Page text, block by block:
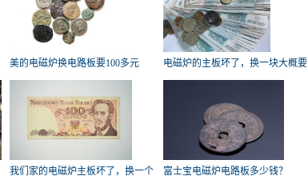
美的电磁炉换电路板要100多元
电磁炉的主板坏了，换一块大概要
我们家的电磁炉主板坏了，换一个
富士宝电磁炉电路板多少钱？